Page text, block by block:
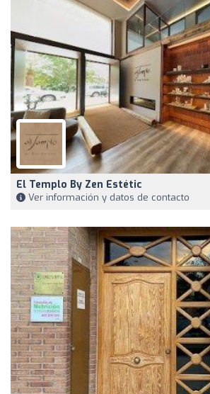
El Templo By Zen Estétic
Ver información y datos de contacto